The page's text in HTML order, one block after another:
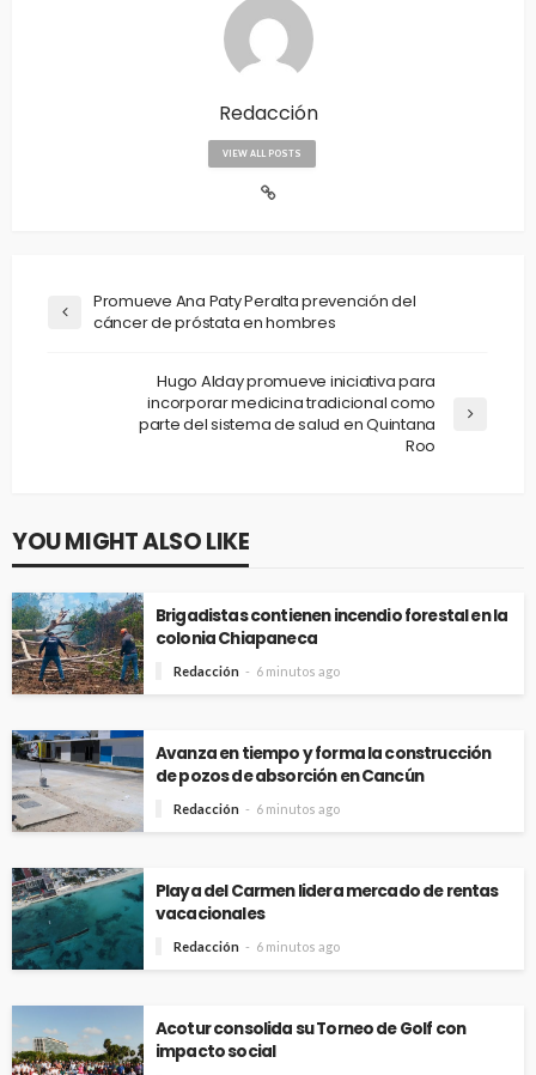
Redacción
VIEW ALL POSTS
Promueve Ana Paty Peralta prevención del
cáncer de próstata en hombres
Hugo Alday promueve iniciativa para
incorporar medicina tradicional como
parte del sistema de salud en Quintana
Roo
YOU MIGHT ALSO LIKE
Brigadistas contienen incendio forestal en la
colonia Chiapaneca
Redacción 6 minutos ago
Avanza en tiempo y forma la construcción
de pozos de absorción en Cancún
Redacción 6 minutos ago
Playa del Carmen lidera mercado de rentas
vacacionales
Redacción 6 minutos ago
Acotur consolida su Torneo de Golf con
impacto social